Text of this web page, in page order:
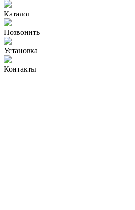
Каталог
Позвонить
Установка
Контакты